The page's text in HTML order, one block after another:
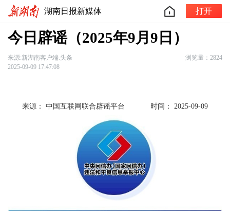
湖南日报新媒体 打开
今日辟谣（2025年9月9日）
来源:新湖南客户端.头条
浏览量：2824
2025-09-09 17:47:08
来源： 中国互联网联合辟谣平台 时间： 2025-09-09